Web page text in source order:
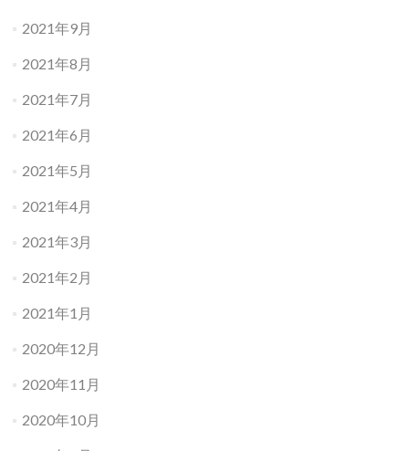
2021年9月
2021年8月
2021年7月
2021年6月
2021年5月
2021年4月
2021年3月
2021年2月
2021年1月
2020年12月
2020年11月
2020年10月